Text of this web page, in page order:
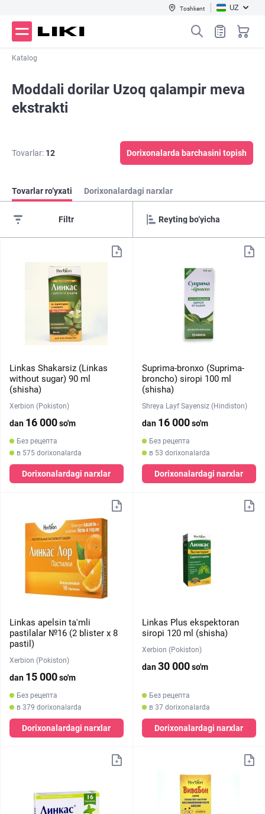
Toshkent UZ
Katalog
Moddali dorilar Uzoq qalampir meva
ekstrakti
Tovarlar: 12 Dorixonalarda barchasini topish
Tovarlar ro‘yxati Dorixonalardagi narxlar
Filtr
Linkas Shakarsiz (Linkas
without sugar) 90 ml
(shisha)
Xerbion (Pokiston)
dan 16 000so'm
Без рецепта
в 575 dorixonalarda
Dorixonalardagi narxlar
Suprima-bronxo (Suprima-
broncho) siropi 100 ml
(shisha)
Shreya Layf Sayensiz (Hindiston)
dan 16 000so'm
Без рецепта
в 53 dorixonalarda
Dorixonalardagi narxlar
Linkas apelsin ta'mli
pastilalar №16 (2 blister х 8
pastil)
Xerbion (Pokiston)
dan 15 000so'm
Без рецепта
в 379 dorixonalarda
Dorixonalardagi narxlar
Linkas Plus ekspektoran
siropi 120 ml (shisha)
Xerbion (Pokiston)
dan30 000so'm
Без рецепта
в 37 dorixonalarda
Dorixonalardagi narxlar